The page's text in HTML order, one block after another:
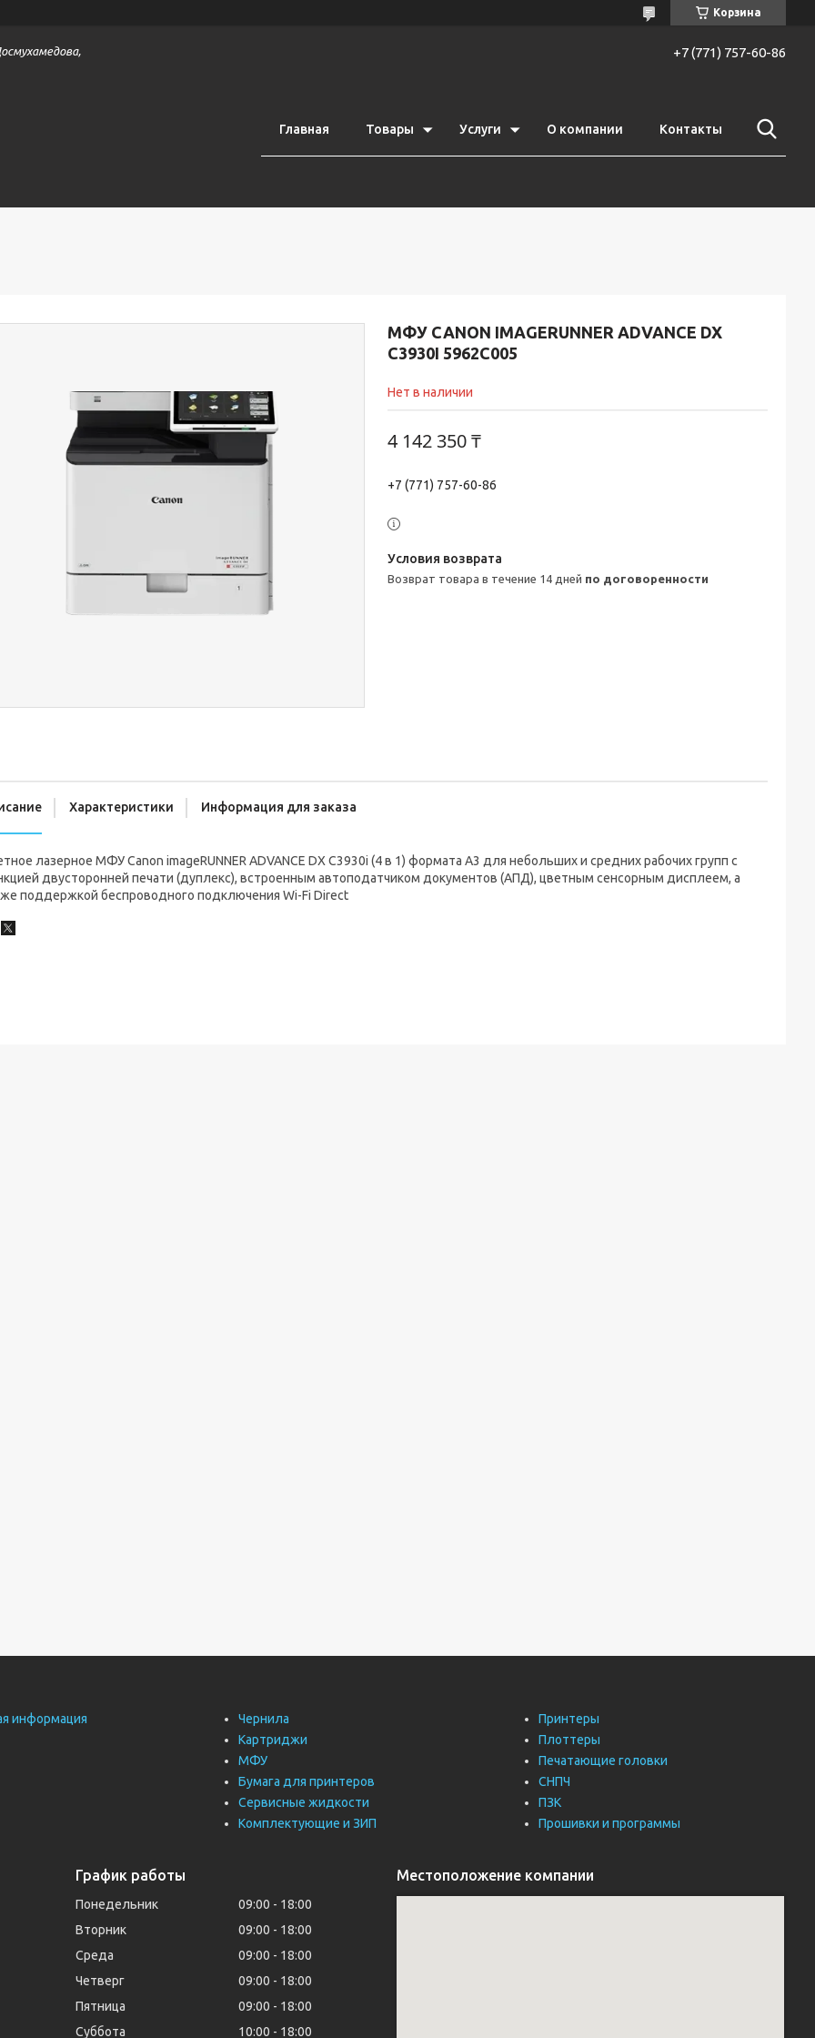
Корзина
+7 (771) 757-60-86
Главная Товары Услуги О компании Контакты
МФУ CANON IMAGERUNNER ADVANCE DX
C3930I 5962C005
Нет в наличии
4 142 350 ₸
+7 (771) 757-60-86
возврат товара в течение 14 дней по договоренности
Характеристики Информация для заказа
лазерное МФУ Canon imageRUNNER ADVANCE DX C3930i (4 в 1) формата А3 для небольших и средних рабочих групп с
двусторонней печати (дуплекс), встроенным автоподатчиком документов (АПД), цветным сенсорным дисплеем, а
поддержкой беспроводного подключения Wi-Fi Direct
информация
Чернила
Картриджи
МФУ
Бумага для принтеров
Сервисные жидкости
Комплектующие и ЗИП
Принтеры
Плоттеры
Печатающие головки
СНПЧ
ПЗК
Прошивки и программы
График работы
Понедельник 09:00
18:00
Вторник
09:00
18:00
Среда
09:00
18:00
Четверг
09:00
18:00
Пятница
09:00
18:00
Суббота
10:00 18:00
Местоположение компании